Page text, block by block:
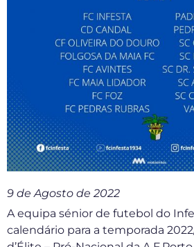
9 de Agosto de 2022
A equipa sénior de futebol do
calendário para a temporada